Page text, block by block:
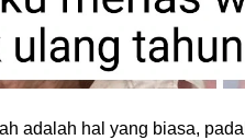
adalah hal yang biasa,